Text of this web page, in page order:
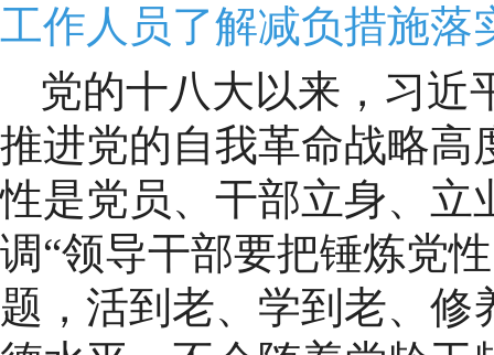
工作人员了解减负措施落
党的十八大以来，习近
推进党的自我革命战略高
性是党员、干部立身、立
调“领导干部要把锤炼党
题，活到老、学到老、修